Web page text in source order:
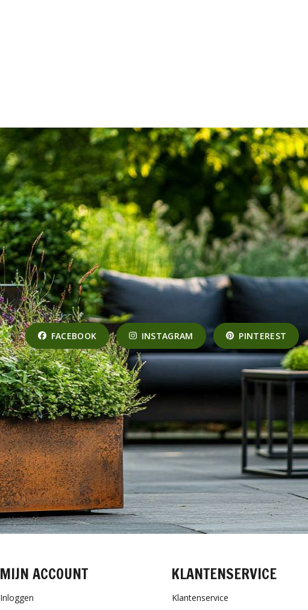
FACEBOOK INSTAGRAM PINTEREST
MIJN ACCOUNT
Inloggen
KLANTENSERVICE
Klantenservice